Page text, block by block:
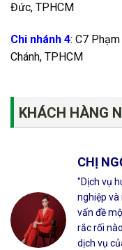
Đức, TPHCM
Chi nhánh 4: C7
Chánh, TPHCM
KHÁCH HÀNG
CHỊ
"Dịch vụ
nghiệp và
vấn đề
rắc rối
dịch vụ